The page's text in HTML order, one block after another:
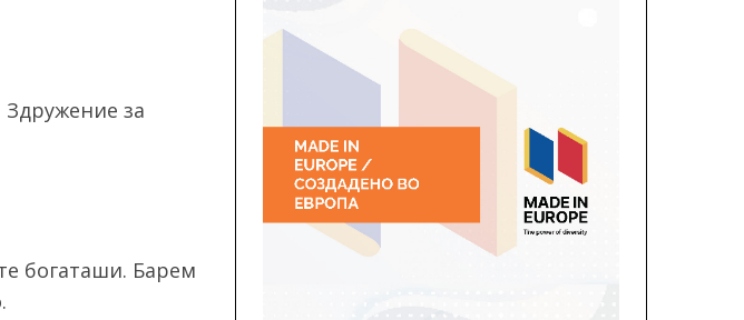
Здружение за
богаташи. Барем